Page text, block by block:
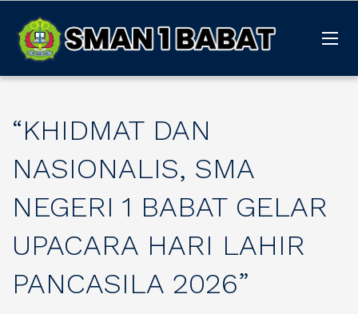
“KHIDMAT DAN
NASIONALIS, SMA
NEGERI 1 BABAT GELAR
UPACARA HARI LAHIR
PANCASILA 2026”